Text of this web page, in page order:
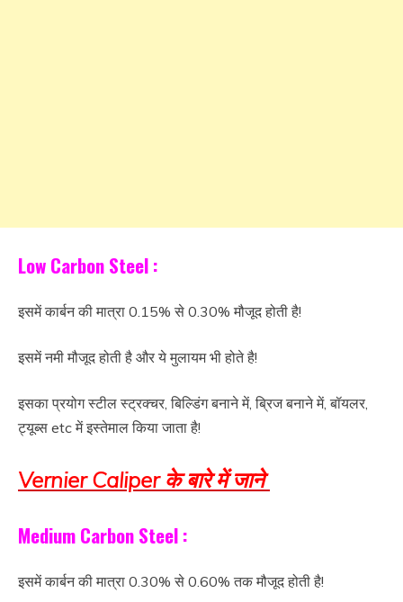
Low Carbon Steel :
इसमें कार्बन की मात्रा 0.15% से 0.30% मौजूद होती है!
इसमें नमी मौजूद होती है और ये मुलायम भी होते है!
इसका प्रयोग स्टील स्ट्रक्चर, बिल्डिंग बनाने में, ब्रिज बनाने में, बॉयलर,
ट्यूब्स etc में इस्तेमाल किया जाता है!
Vernier Caliper के बारे में जाने
Medium Carbon Steel :
इसमें कार्बन की मात्रा 0.30% से 0.60% तक मौजूद होती है!